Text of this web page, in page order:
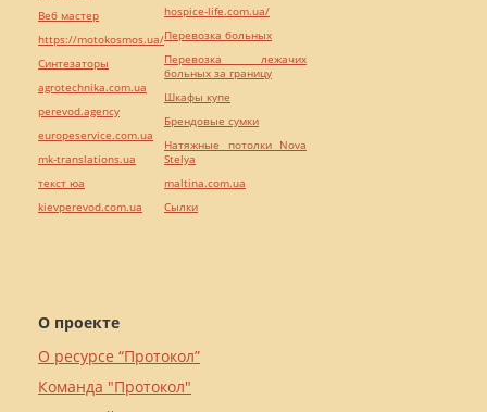
О проекте
О ресурсе “Протокол”
Команда "Протокол"
Веб мастер
https://motokosmos.ua/
Синтезаторы
agrotechnika.com.ua
perevod.agency
europeservice.com.ua
mk-translations.ua
текст юа
kievperevod.com.ua
hospice-life.com.ua/
Перевозка больных
Перевозка лежачих
больных за границу
Шкафы купе
Брендовые сумки
Натяжные потолки Nova
Stelya
maltina.com.ua
Cылки